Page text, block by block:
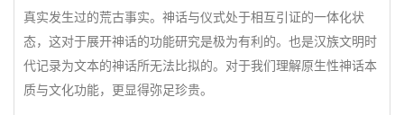
真实发生过的荒古事实。神话与仪式处于相互引证的一体化状
态，这对于展开神话的功能研究是极为有利的。也是汉族文明时
代记录为文本的神话所无法比拟的。对于我们理解原生性神话本
质与文化功能，更显得弥足珍贵。